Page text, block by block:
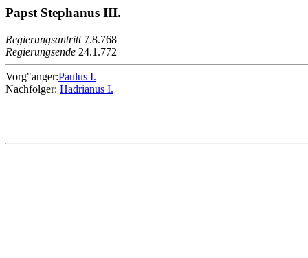
Papst Stephanus III.
Regierungsantritt7.8.768
Regierungsende 24.1.772
Vorg"anger:Paulus I.
Nachfolger: Hadrianus I.